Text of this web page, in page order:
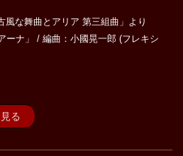
風な舞曲とアリア 第三組曲」より
ーナ」 / 編曲：小國晃一郎 (フレキシ
る